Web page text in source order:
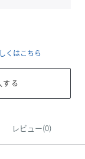
くはこちら
る
レビュー(0)